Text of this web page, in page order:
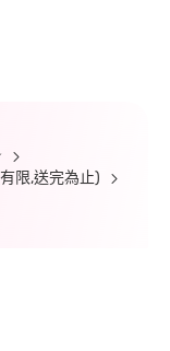
限,送完為止)